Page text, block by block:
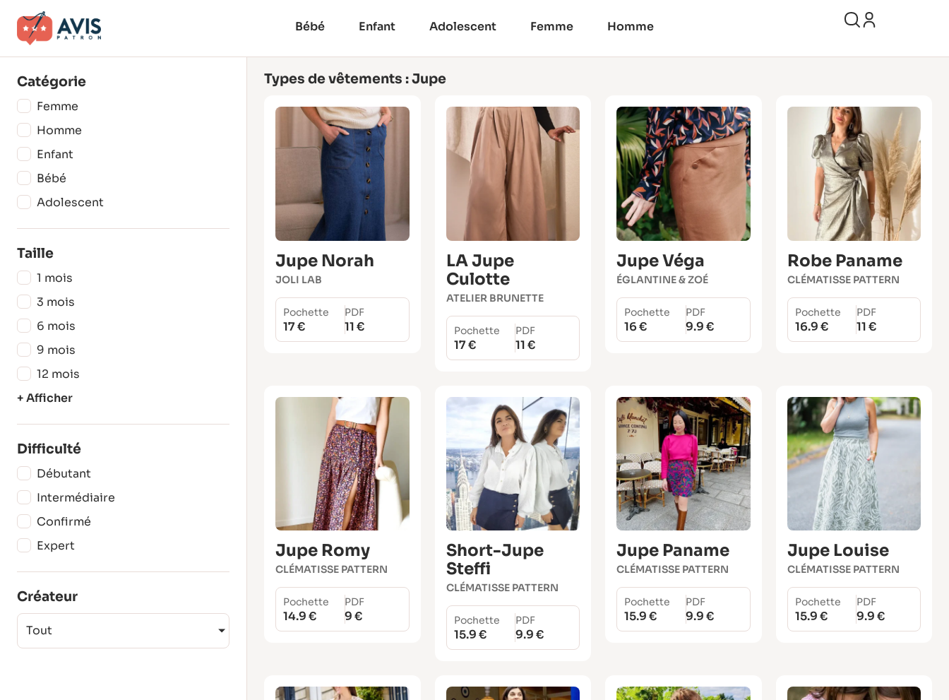
Bébé Enfant Adolescent Femme Homme
Catégorie
Femme
Homme
Enfant
Bébé
Adolescent
Taille
1 mois
3 mois
6 mois
9 mois
12 mois
+ Afficher
Difficulté
Débutant
Intermédiaire
Confirmé
Expert
Créateur
Tout
Types de vêtements : Jupe
Jupe Norah
JOLI LAB
Pochette
17 €
PDF
11 €
LA Jupe
Culotte
ATELIER BRUNETTE
Pochette
17 €
PDF
11 €
Jupe Véga
ÉGLANTINE & ZOÉ
Pochette
16 €
PDF
9.9 €
Robe Paname
CLÉMATISSE PATTERN
Pochette
16.9 €
PDF
11 €
Jupe Romy
CLÉMATISSE PATTERN
Pochette
14.9 €
PDF
9 €
Short-Jupe
Steffi
CLÉMATISSE PATTERN
Pochette
15.9 €
PDF
9.9 €
Jupe Paname
CLÉMATISSE PATTERN
Pochette
15.9 €
PDF
9.9 €
Jupe Louise
CLÉMATISSE PATTERN
Pochette
15.9 €
PDF
9.9 €